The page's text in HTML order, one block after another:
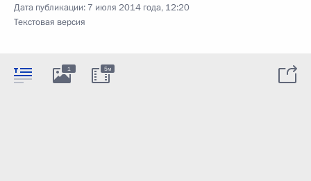
Дата публикации: 7 июля 2014 года, 12:20
Текстовая версия
1 5м